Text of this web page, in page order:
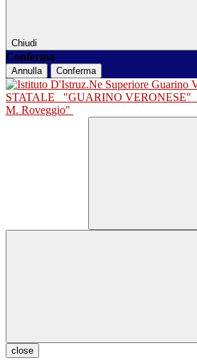
Chiudi
Conferma
Annulla Conferma
STATALE
"GUARINO VERONESE"
M. Roveggio"
close